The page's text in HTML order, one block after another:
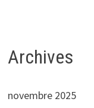
Archives
novembre 2025